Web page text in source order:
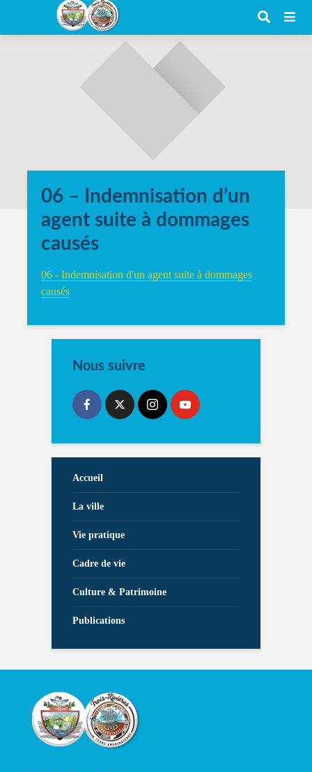
06 – Indemnisation d’un
agent suite à dommages
causés
06 - Indemnisation d'un agent suite à dommages
causés
Nous suivre
Accueil
La ville
Vie pratique
Cadre de vie
Culture & Patrimoine
Publications